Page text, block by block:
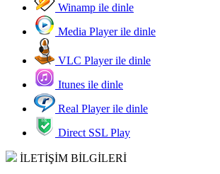
Winamp ile dinle
Media Player ile dinle
VLC Player ile dinle
Itunes ile dinle
Real Player ile dinle
Direct SSL Play
İLETİŞİM BİLGİLERİ